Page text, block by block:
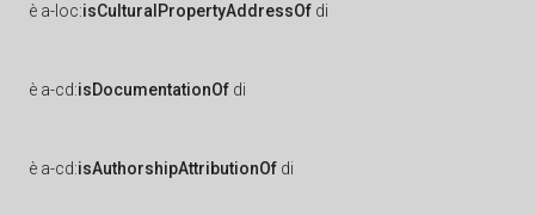
è a-loc:isCulturalPropertyAddressOf di
è a-cd:isDocumentationOf di
è a-cd:isAuthorshipAttributionOf di